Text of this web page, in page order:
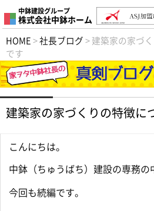
中鉢建設グループ
株式会社中鉢ホーム
HOME > 社長ブログ > 建築家の家づ
です
建築家の家づくりの特徴に
こんにちは。
中鉢（ちゅうばち）建設の専務の
今回も続編です。